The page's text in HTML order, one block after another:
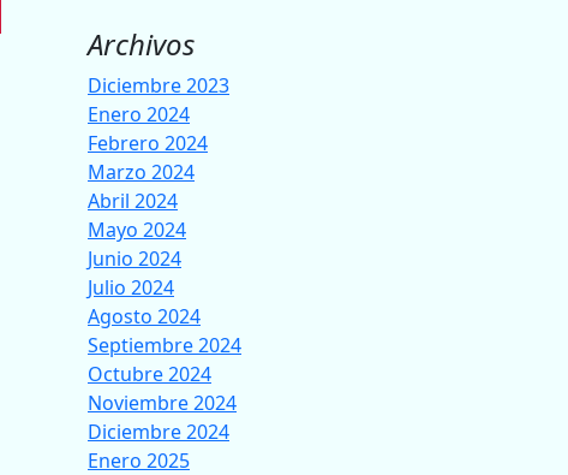
Archivos
Diciembre 2023
Enero 2024
Febrero 2024
Marzo 2024
Abril 2024
Mayo 2024
Junio 2024
Julio 2024
Agosto 2024
Septiembre 2024
Octubre 2024
Noviembre 2024
Diciembre 2024
Enero 2025